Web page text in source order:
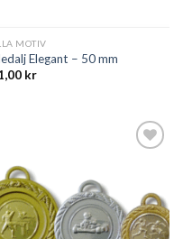
MOTIV
Elegant – 50 mm
kr